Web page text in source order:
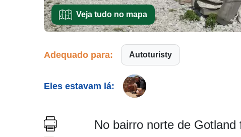
Veja tudo no mapa
Adequado para: Autoturisty
Eles estavam lá:
No bairro norte de